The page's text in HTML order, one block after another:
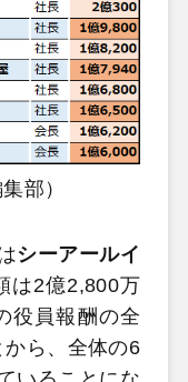
部）
シーアールイ
は2億2,800万
役員報酬の全
ら、全体の6